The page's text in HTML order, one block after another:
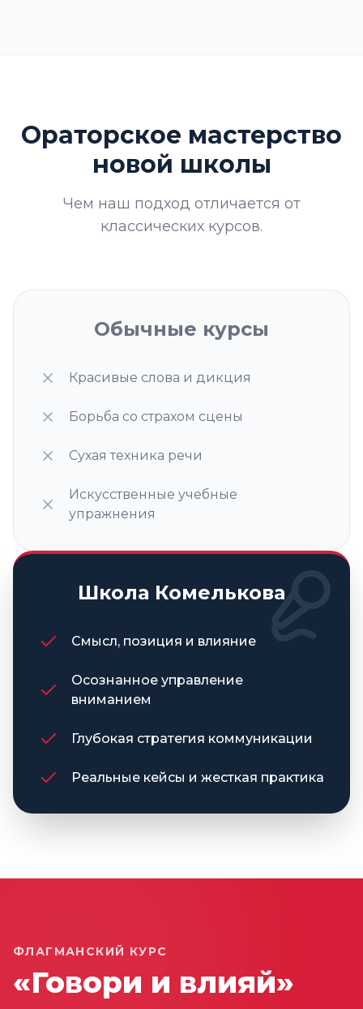
Ораторское мастерство
новой школы
Чем наш подход отличается от
классических курсов.
Обычные курсы
Красивые слова и дикция
Борьба со страхом сцены
Сухая техника речи
Искусственные учебные
упражнения
Школа Комелькова
Смысл, позиция и влияние
Осознанное управление
вниманием
Глубокая стратегия коммуникации
Реальные кейсы и жесткая практика
ФЛАГМАНСКИЙ КУРС
«Говори и влияй»